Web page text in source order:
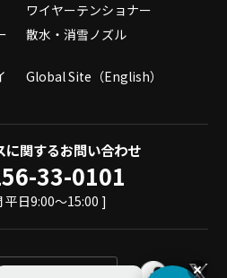
ワイヤーテンショナー
散水・消雪ノズル
Global Site（English）
に関するお問い合わせ
33-0101
平日9:00～15:00 ]